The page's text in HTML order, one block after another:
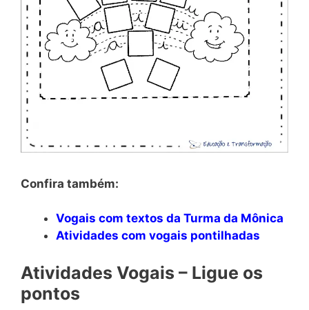
Confira também:
Vogais com textos da Turma da Mônica
Atividades com vogais pontilhadas
Atividades Vogais – Ligue os
pontos